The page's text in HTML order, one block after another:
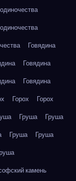
Говядина
Говядина
Говядина
Горох
Горох
Груша
Груша
Груша
Груша
камень